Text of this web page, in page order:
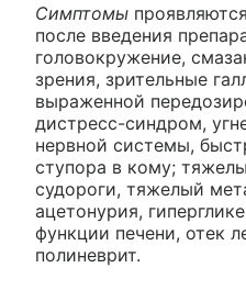
Симптомы
после введения
головокружение,
зрения, зрительные
выраженной
дистресс-синдром,
нервной системы,
ступора в кому;
судороги, тяжелый
ацетонурия,
функции печени, отек
полиневрит.